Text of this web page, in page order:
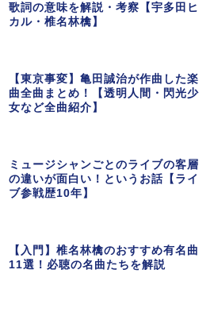
歌詞の意味を解説・考察【宇多田ヒ
カル・椎名林檎】
【東京事変】亀田誠治が作曲した楽
曲全曲まとめ！【透明人間・閃光少
女など全曲紹介】
ミュージシャンごとのライブの客層
の違いが面白い！というお話【ライ
ブ参戦歴10年】
【入門】椎名林檎のおすすめ有名曲
11選！必聴の名曲たちを解説